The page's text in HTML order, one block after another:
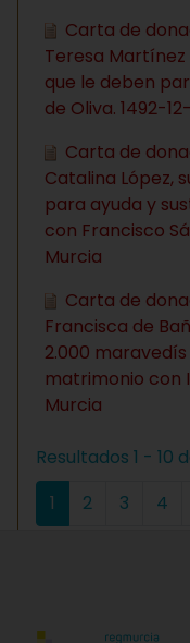
Carta de
Teresa
que le deben
de Oliva. 1492-
Carta de
Catalina López,
para ayuda y
con Francisco
Murcia
Carta de
Francisca de
2.000
matrimonio con
Murcia
Resultados 1 - 10
1
2 3 4